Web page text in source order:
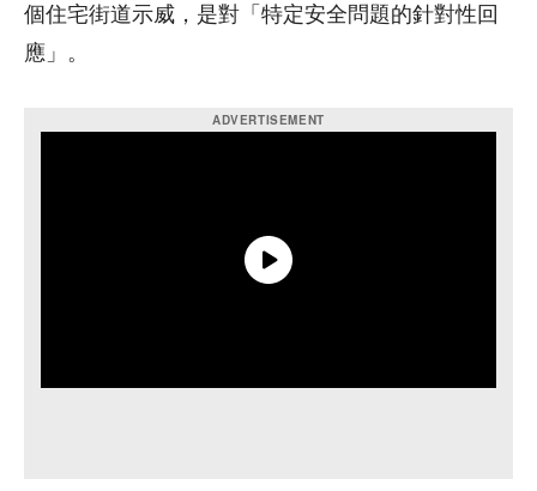
個住宅街道示威，是對「特定安全問題的針對性回
應」。